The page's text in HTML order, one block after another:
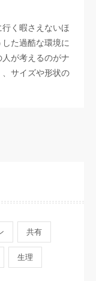
く暇さえないほ
た過酷な環境に
が考えるのがナ
サイズや形状の
共有
生理